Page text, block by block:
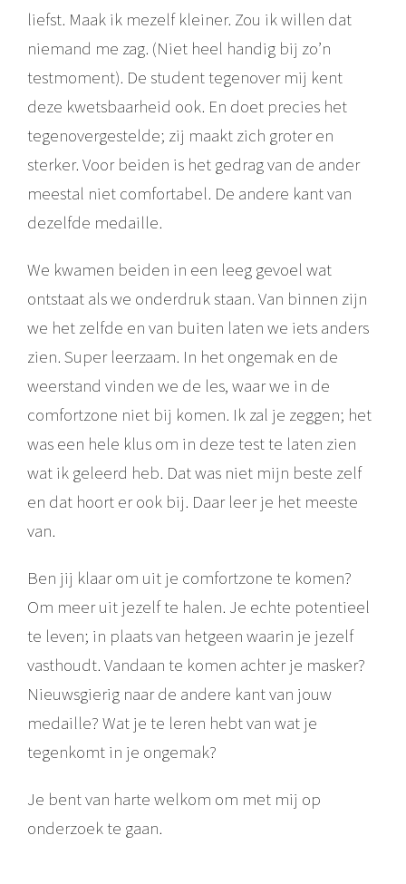
liefst. Maak ik mezelf kleiner. Zou ik willen dat
niemand me zag. (Niet heel handig bij zo’n
testmoment). De student tegenover mij kent
deze kwetsbaarheid ook. En doet precies het
tegenovergestelde; zij maakt zich groter en
sterker. Voor beiden is het gedrag van de ander
meestal niet comfortabel. De andere kant van
dezelfde medaille.
We kwamen beiden in een leeg gevoel wat
ontstaat als we onderdruk staan. Van binnen zijn
we het zelfde en van buiten laten we iets anders
zien. Super leerzaam. In het ongemak en de
weerstand vinden we de les, waar we in de
comfortzone niet bij komen. Ik zal je zeggen; het
was een hele klus om in deze test te laten zien
wat ik geleerd heb. Dat was niet mijn beste zelf
en dat hoort er ook bij. Daar leer je het meeste
van.
Ben jij klaar om uit je comfortzone te komen?
Om meer uit jezelf te halen. Je echte potentieel
te leven; in plaats van hetgeen waarin je jezelf
vasthoudt. Vandaan te komen achter je masker?
Nieuwsgierig naar de andere kant van jouw
medaille? Wat je te leren hebt van wat je
tegenkomt in je ongemak?
Je bent van harte welkom om met mij op
onderzoek te gaan.